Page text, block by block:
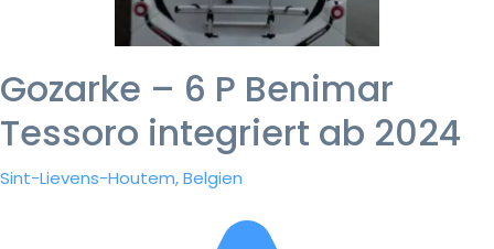
Gozarke – 6 P Benimar
Tessoro integriert ab 2024
Sint-Lievens-Houtem, Belgien